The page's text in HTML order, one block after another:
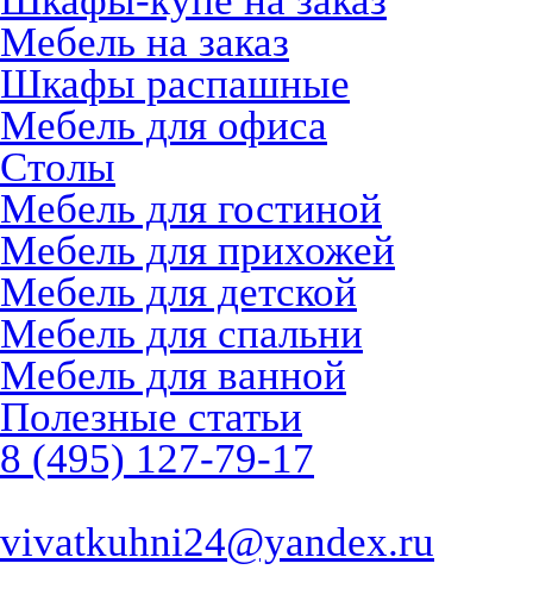
Мебель на заказ
Шкафы распашные
Мебель для офиса
Столы
Мебель для гостиной
Мебель для прихожей
Мебель для детской
Мебель для спальни
Мебель для ванной
Полезные статьи
8 (495) 127-79-17
vivatkuhni24@yandex.ru